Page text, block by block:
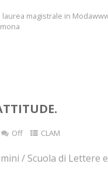
magistrale in
Off CLAM
/ Scuola di Lettere